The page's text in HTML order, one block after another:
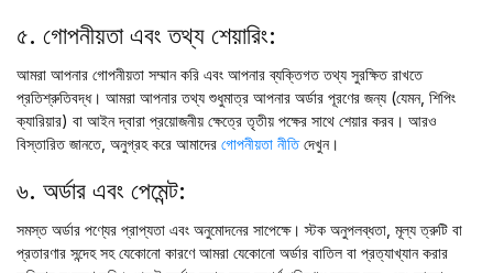
৫. গোপনীয়তা এবং তথ্য শেয়ারিং:
আমরা আপনার গোপনীয়তা সম্মান করি এবং আপনার ব্যক্তিগত তথ্য সুরক্ষিত রাখতে
প্রতিশ্রুতিবদ্ধ। আমরা আপনার তথ্য শুধুমাত্র আপনার অর্ডার পূরণের জন্য (যেমন, শিপিং
ক্যারিয়ার) বা আইন দ্বারা প্রয়োজনীয় ক্ষেত্রে তৃতীয় পক্ষের সাথে শেয়ার করব। আরও
বিস্তারিত জানতে, অনুগ্রহ করে আমাদের গোপনীয়তা নীতিদেখুন।
৬. অর্ডার এবং পেমেন্ট:
সমস্ত অর্ডার পণ্যের প্রাপ্যতা এবং অনুমোদনের সাপেক্ষে। স্টক অনুপলব্ধতা, মূল্য ত্রুটি বা
প্রতারণার সন্দেহ সহ যেকোনো কারণে আমরা যেকোনো অর্ডার বাতিল বা প্রত্যাখ্যান করার